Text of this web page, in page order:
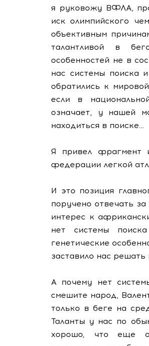
я руковожу ВФЛА,
иск олимпийского
объективным
талантливой в
особенностей не в
нас системы поиска
обратились к
если в
означает, у нашей
находиться в поиске…
Я привел фрагмент
федерации легкой
И это позиция
поручено отвечать
интерес к
нет системы
генетические
заставило нас
А почему нет
смешите народ,
только в беге на
Таланты у нас по
хорошо, что еще